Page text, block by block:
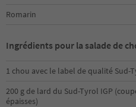
Romarin
Ingrédients pour la salade de
1 chou avec le label de qualité Sud-
200 g de lard du Sud-Tyrol IGP
épaisses)